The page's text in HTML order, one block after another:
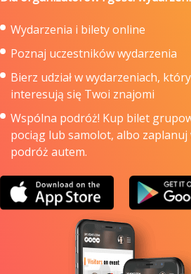
Wydarzenia i bilety online
Poznaj uczestników wydarzenia
Bierz udział w wydarzeniach,
interesują się Twoi znajomi
Wspólna podróż! Kup bilet
pociąg lub samolot, albo zaplanuj
podróż autem.